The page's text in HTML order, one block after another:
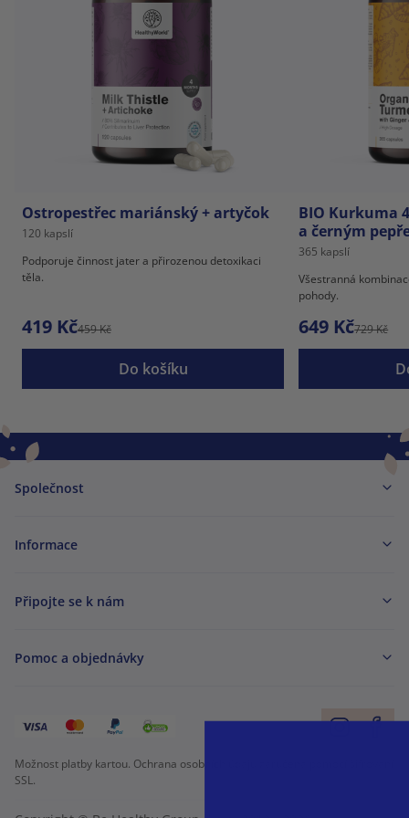
Ostropestřec mariánský + artyčok
120 kapslí
Podporuje činnost jater a přirozenou detoxikaci
těla.
419 Kč459 Kč
Do košíku
BIO Kurkuma
a černým
365 kapslí
Všestranná
pohody.
649 Kč729 Kč
Společnost
Informace
Připojte se k nám
Pomoc a objednávky
Možnost platby kartou. Ochrana osobních údajů zaručena pomocí šifrování
SSL.